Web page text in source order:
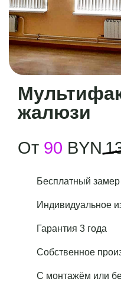
жалюзи
От 90 BYN
Бесплатный
Индивидуальное
Гарантия 3 года
Собственное
С монтажём или